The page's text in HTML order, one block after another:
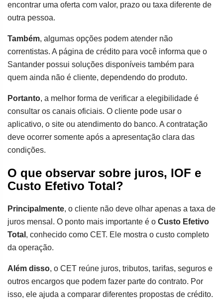
encontrar uma oferta com valor, prazo ou taxa diferente de
outra pessoa.
Também, algumas opções podem atender não
correntistas. A página de crédito para você informa que o
Santander possui soluções disponíveis também para
quem ainda não é cliente, dependendo do produto.
Portanto, a melhor forma de verificar a elegibilidade é
consultar os canais oficiais. O cliente pode usar o
aplicativo, o site ou atendimento do banco. A contratação
deve ocorrer somente após a apresentação clara das
condições.
O que observar sobre juros, IOF e
Custo Efetivo Total?
Principalmente, o cliente não deve olhar apenas a taxa de
juros mensal. O ponto mais importante é o Custo Efetivo
Total , conhecido como CET. Ele mostra o custo completo
da operação.
Além disso, o CET reúne juros, tributos, tarifas, seguros e
outros encargos que podem fazer parte do contrato. Por
isso, ele ajuda a comparar diferentes propostas de crédito.